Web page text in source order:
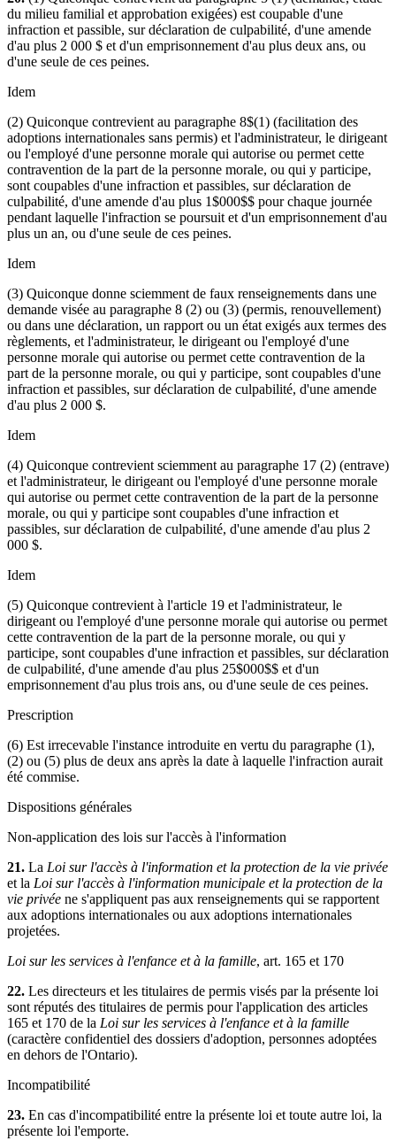
du milieu familial et approbation exigées) est coupable d'une
infraction et passible, sur déclaration de culpabilité, d'une amende
d'au plus 2 000 $ et d'un emprisonnement d'au plus deux ans, ou
d'une seule de ces peines.
Idem
(2) Quiconque contrevient au paragraphe 8$(1) (facilitation des
adoptions internationales sans permis) et l'administrateur, le dirigeant
ou l'employé d'une personne morale qui autorise ou permet cette
contravention de la part de la personne morale, ou qui y participe,
sont coupables d'une infraction et passibles, sur déclaration de
culpabilité, d'une amende d'au plus 1$000$$ pour chaque journée
pendant laquelle l'infraction se poursuit et d'un emprisonnement d'au
plus un an, ou d'une seule de ces peines.
Idem
(3) Quiconque donne sciemment de faux renseignements dans une
demande visée au paragraphe 8 (2) ou (3) (permis, renouvellement)
ou dans une déclaration, un rapport ou un état exigés aux termes des
règlements, et l'administrateur, le dirigeant ou l'employé d'une
personne morale qui autorise ou permet cette contravention de la
part de la personne morale, ou qui y participe, sont coupables d'une
infraction et passibles, sur déclaration de culpabilité, d'une amende
d'au plus 2 000 $.
Idem
(4) Quiconque contrevient sciemment au paragraphe 17 (2) (entrave)
et l'administrateur, le dirigeant ou l'employé d'une personne morale
qui autorise ou permet cette contravention de la part de la personne
morale, ou qui y participe sont coupables d'une infraction et
passibles, sur déclaration de culpabilité, d'une amende d'au plus 2
000 $.
Idem
(5) Quiconque contrevient à l'article 19 et l'administrateur, le
dirigeant ou l'employé d'une personne morale qui autorise ou permet
cette contravention de la part de la personne morale, ou qui y
participe, sont coupables d'une infraction et passibles, sur déclaration
de culpabilité, d'une amende d'au plus 25$000$$ et d'un
emprisonnement d'au plus trois ans, ou d'une seule de ces peines.
Prescription
(6) Est irrecevable l'instance introduite en vertu du paragraphe (1),
(2) ou (5) plus de deux ans après la date à laquelle l'infraction aurait
été commise.
Dispositions générales
Non-application des lois sur l'accès à l'information
21. La Loi sur l'accès à l'information et la protection de la vie privée
et la Loi sur l'accès à l'information municipale et la protection de la
vie privée ne s'appliquent pas aux renseignements qui se rapportent
aux adoptions internationales ou aux adoptions internationales
projetées.
Loi sur les services à l'enfance et à la famille, art. 165 et 170
22. Les directeurs et les titulaires de permis visés par la présente loi
sont réputés des titulaires de permis pour l'application des articles
165 et 170 de la Loi sur les services à l'enfance et à la famille
(caractère confidentiel des dossiers d'adoption, personnes adoptées
en dehors de l'Ontario).
Incompatibilité
23. En cas d'incompatibilité entre la présente loi et toute autre loi, la
présente loi l'emporte.